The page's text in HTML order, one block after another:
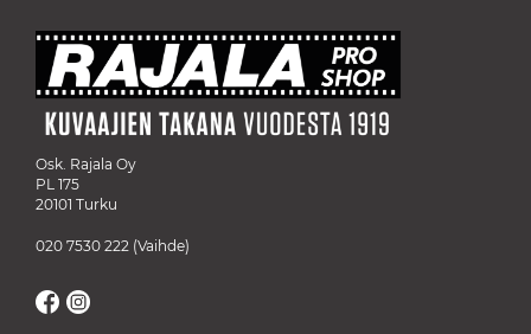
Osk. Rajala Oy
PL 175
20101 Turku
020 7530 222 (Vaihde)